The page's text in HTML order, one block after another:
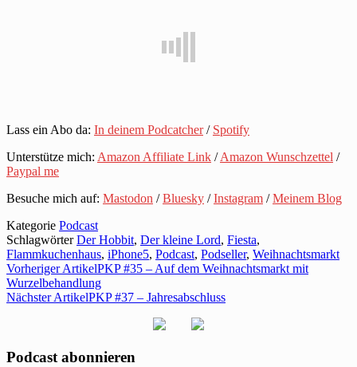
Lass ein Abo da: In deinem Podcatcher/ Spotify
Unterstütze mich: Amazon Affiliate Link /Amazon Wunschzettel /
Paypal me
Besuche mich auf: Mastodon /Bluesky /Instagram /Meinem Blog
Kategorie Podcast
SchlagwörterDer Hobbit, Der kleine Lord, Fiesta,
Flammkuchenhaus, iPhone5, Podcast, Podseller, Weihnachtsmarkt
Vorheriger ArtikelPKP #35 – Auf dem Weihnachtsmarkt mit
Wurzelbehandlung
Nächster ArtikelPKP #37 – Jahresabschluss
Podcast abonnieren